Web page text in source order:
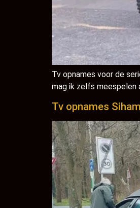
Tv opnames voor de
mag ik zelfs meespelen
Tv opnames